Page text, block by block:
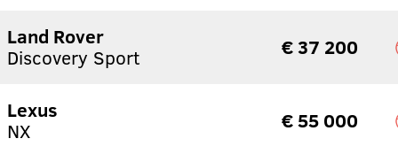
Land Rover
Discovery Sport
€ 37 200
Lexus
NX
€ 55 000